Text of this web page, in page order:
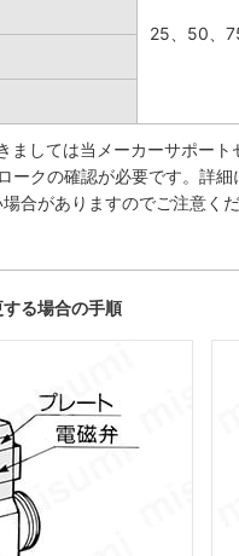
25、50、
ましては当メーカーサポー
ークの確認が必要です。詳
合がありますのでご注意く
る場合の手順